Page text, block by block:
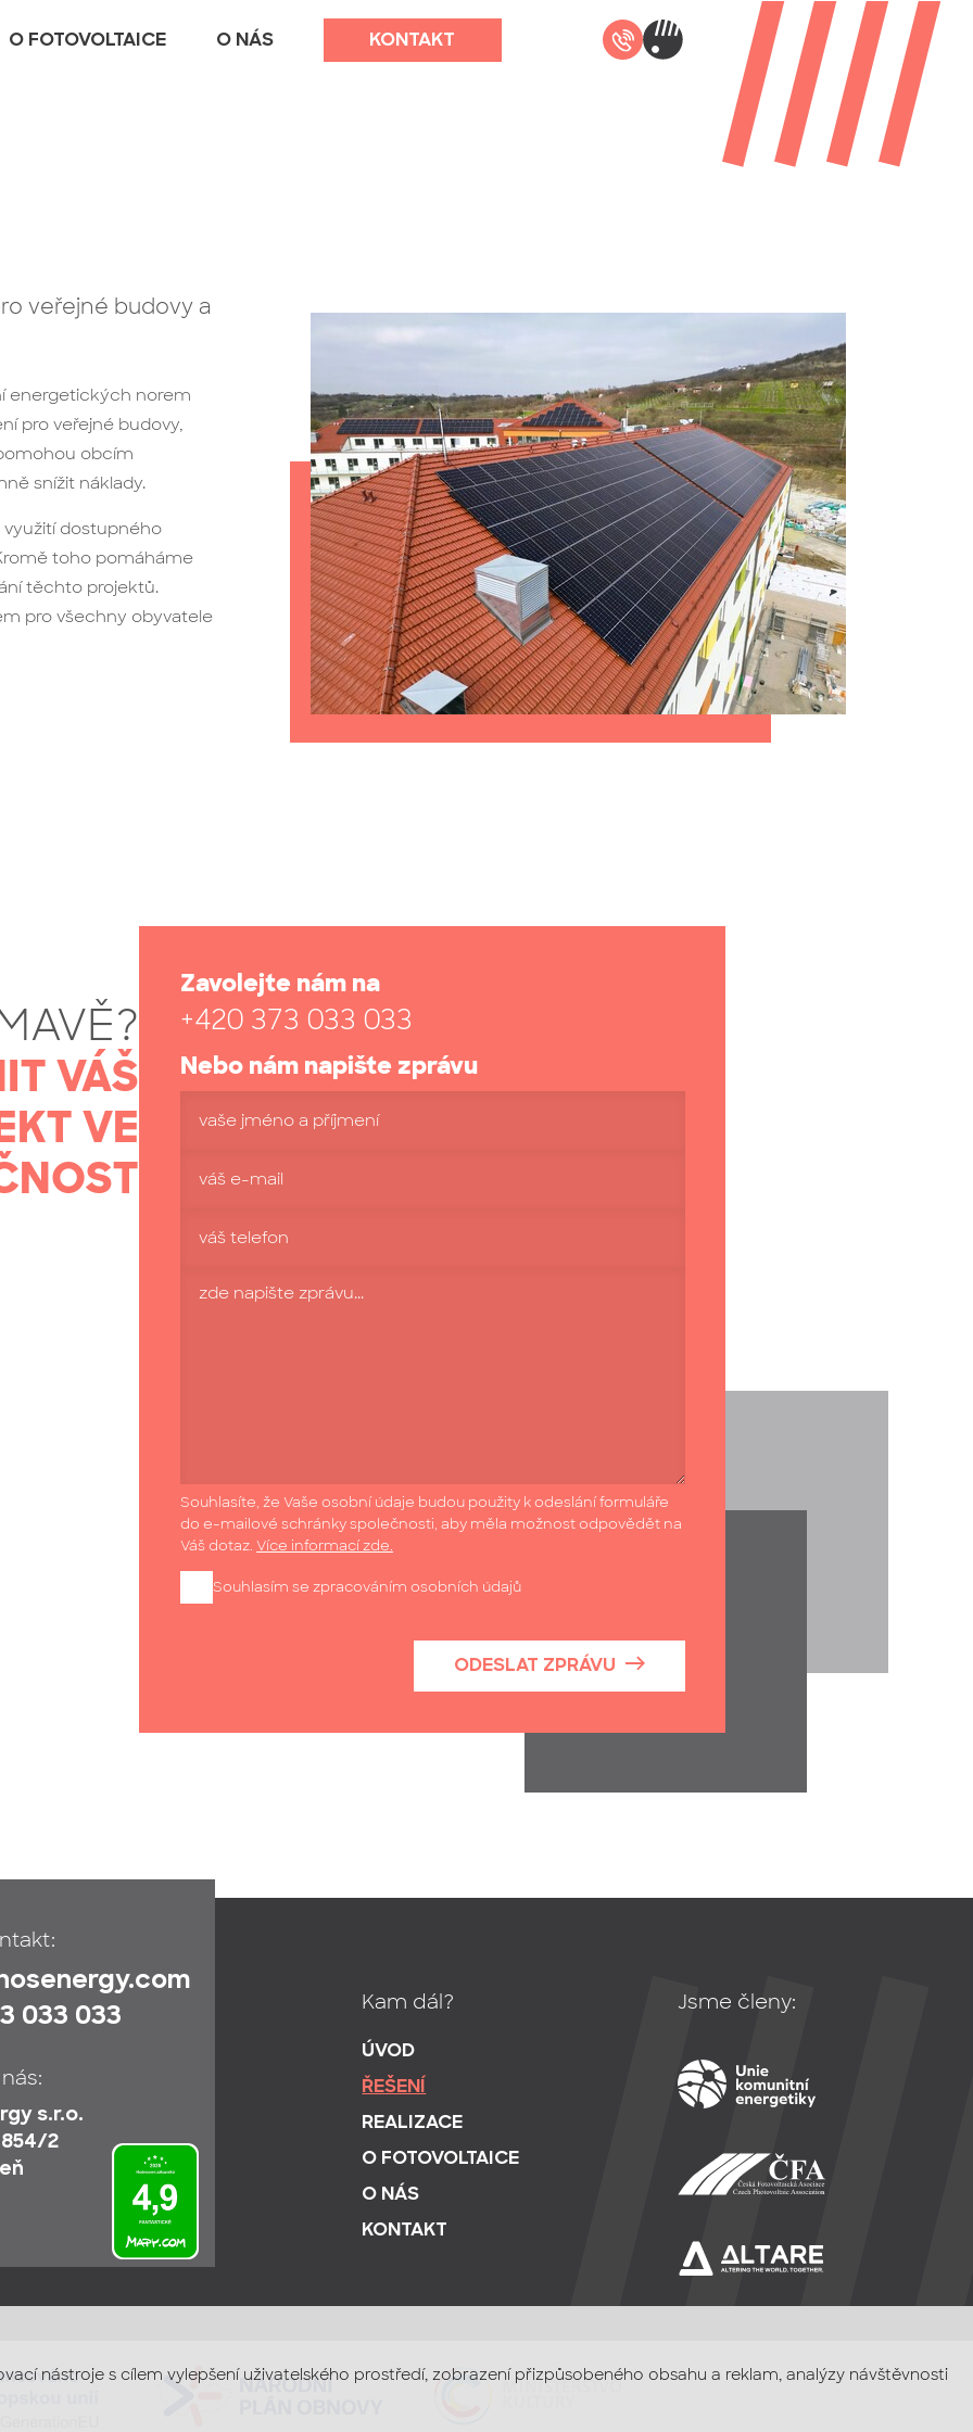
nástroje s cílem vylepšení uživatelského prostředí, zobrazení přizpůsobeného obsahu a reklam, analýzy návštěvnosti
O FOTOVOLTAICE O NÁS KONTAKT
veřejné budovy a
energetických norem
pro veřejné budovy,
obcím
snížit náklady.
využití dostupného
toho pomáháme
těchto projektů.
pro všechny obyvatele
VÁŠ
VE
Zavolejte nám na
+420 373 033 033
Nebo nám napište zprávu
vaše jméno a příjmení
váš e-mail
váš telefon
Souhlasíte, že Vaše osobní údaje budou použity k odeslání formuláře
do e-mailové schránky společnosti, aby měla možnost odpovědět na
Váš dotaz.Více informací zde.
Souhlasím se zpracováním osobních údajů
ODESLAT ZPRÁVU
Kam dál?
ÚVOD
ŘEŠENÍ
REALIZACE
O FOTOVOLTAICE
O NÁS
KONTAKT
Jsme členy:
033 033
s.r.o.
854/2